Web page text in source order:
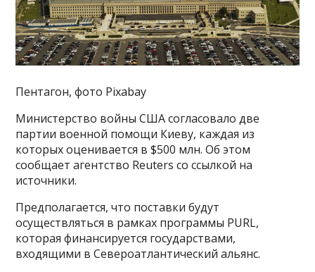
Пентагон, фото Pixabay
Министерство войны США согласовало две
партии военной помощи Киеву, каждая из
которых оценивается в $500 млн. Об этом
сообщает агентство Reuters со ссылкой на
источники.
Предполагается, что поставки будут
осуществляться в рамках программы PURL,
которая финансируется государствами,
входящими в Североатлантический альянс.